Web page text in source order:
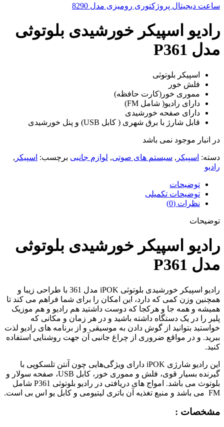
ساعت دیجیتال پروژکتوری رومیزی مدل 8290
رادیو اسپیکر خورشیدی بلوتوثی
مدل P361
اسپیکر بلوتوثی
فلش خور
مموری خور(کارت حافظه)
دارای رادیو( شامل FM)
دارای صفحه خورشیدی
قابل شارژ با برق شهری ( کابل USB) و پنل خورشیدی
در انبار موجود نمی باشد
دسته: اسپیکر , سیستم های صوتی, لوازم جانبی برچسب: اسپیکر ,
رادیو
توضیحات
توضیحات تکمیلی
نظرات (0)
توضیحات
رادیو اسپیکر خورشیدی بلوتوثی
مدل P361
رادیو اسپیکر خورشیدی بلوتوثی iPOK مدل 361 با طراحی زیبا و
همچنین وزن کمی که دارد، این امکان را برای شما فراهم می کند تا
همیشه و همه جا و هرکجا که دوست داشتید هم رادیو و هم موزیک
پلیر را در یک دستگاه داشته باشید و در هر زمان و مکانی که
خواستید بتوانید از گوش دادن به موسیقی و از برنامه های رادیو لذت
ببرید. و در مواقع ضروری از چراغ جانبی آن جهت روشنایی استفاده
کنید.
این رادیو شارژی iPOK دارای ویژگی‌هایی چون آنتن تلسکوپی با
گیرنده بسیار قوی، فلش و مموری خور، کابل USB، صفحه سولار و
بلوتوث می باشد. امواج های دریافتی در رادیو بلوتوثی P361 شامل
FM می باشد و منبع تغذیه آن باتری لیتیومی و کابل یو اس بی است.
مشخصات :